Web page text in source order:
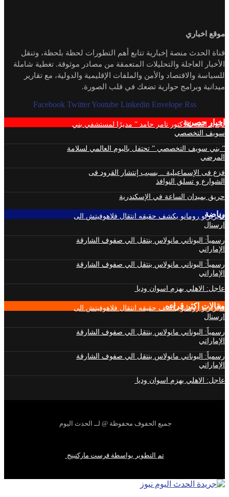
موقع اخباري
قناة الحدث منصة إخبارية تتابع أهم التطورات لحظة بلحظة، وتنقل
الأخبار العاجلة والتحليلات المتعمقة من مصادر موثوقة. تغطية شاملة
للسياسة والاقتصاد والأمن والملفات الإقليمية والدولية، مع تقارير
ميدانية وبرامج حوارية تضعك في قلب الصورة.
Facebook Twitter Youtube Linkedin Envelope Rss
اخبار حصرية
تجديد الثقة للدكتور تامر حامد ” مديرًا لمستشفي بني
سويف التخصصي
” بني سويف التخصصي ” تحتفل باليوم العالمي لسلامة
المرضي
فزع فى الإسماعيلية .. بسبب إنتشار القرود فى
الشوارع و تسلق النوافذ
حريق بميدان الساعة في الإسكندرية
رياضة
فابريزيو رومانو يكشف حقيقه انتقال فلاهوفيتش الى
ارسنال
رسمياً: اليوناني مانولاس ينتقل الي صفوف الشارقة
الإماراتي
رسمياً: اليوناني مانولاس ينتقل الي صفوف الشارقة
الإماراتي
عاجل: الاهلي يهزم اسوان وديا
مقالات اكثر قراءه
فابريزيو رومانو يكشف حقيقه انتقال فلاهوفيتش الى
ارسنال
رسمياً: اليوناني مانولاس ينتقل الي صفوف الشارقة
الإماراتي
رسمياً: اليوناني مانولاس ينتقل الي صفوف الشارقة
الإماراتي
عاجل: الاهلي يهزم اسوان وديا
جميع الحفوف محفوظة @ لــ الحدث اليوم
تم التطوير بواسطة فرست ماركتينج